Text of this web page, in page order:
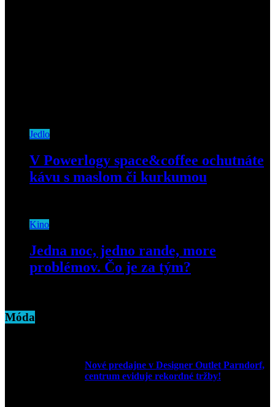
Jedlo
V Powerlogy space&coffee ochutnáte
kávu s maslom či kurkumou
Kino
Jedna noc, jedno rande, more
problémov. Čo je za tým?
Móda
Nové predajne v Designer Outlet Parndorf,
centrum eviduje rekordné tržby!